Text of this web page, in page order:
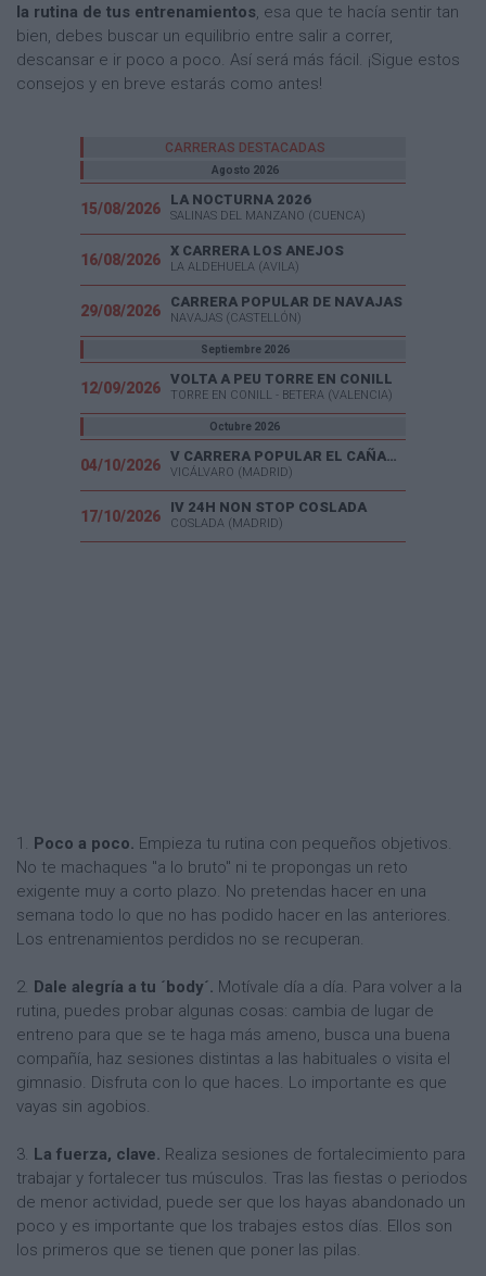
la rutina de tus entrenamientos, esa que te hacía sentir tan
bien, debes buscar un equilibrio entre salir a correr,
descansar e ir poco a poco. Así será más fácil. ¡Sigue estos
consejos y en breve estarás como antes!
CARRERAS DESTACADAS
Agosto 2026
15/08/2026
LA NOCTURNA 2026
SALINAS DEL MANZANO (CUENCA)
16/08/2026
X CARRERA LOS ANEJOS
LA ALDEHUELA (AVILA)
29/08/2026
CARRERA POPULAR DE NAVAJAS
NAVAJAS (CASTELLÓN)
Septiembre 2026
12/09/2026
VOLTA A PEU TORRE EN CONILL
TORRE EN CONILL - BETERA (VALENCIA)
Octubre 2026
04/10/2026
V CARRERA POPULAR EL CAÑAVERAL
VICÁLVARO (MADRID)
17/10/2026
IV 24H NON STOP COSLADA
COSLADA (MADRID)
1. Poco a poco. Empieza tu rutina con pequeños objetivos.
No te machaques "a lo bruto" ni te propongas un reto
exigente muy a corto plazo. No pretendas hacer en una
semana todo lo que no has podido hacer en las anteriores.
Los entrenamientos perdidos no se recuperan.
2. Dale alegría a tu ´body´. Motívale día a día. Para volver a la
rutina, puedes probar algunas cosas: cambia de lugar de
entreno para que se te haga más ameno, busca una buena
compañía, haz sesiones distintas a las habituales o visita el
gimnasio. Disfruta con lo que haces. Lo importante es que
vayas sin agobios.
3. La fuerza, clave. Realiza sesiones de fortalecimiento para
trabajar y fortalecer tus músculos. Tras las fiestas o periodos
de menor actividad, puede ser que los hayas abandonado un
poco y es importante que los trabajes estos días. Ellos son
los primeros que se tienen que poner las pilas.